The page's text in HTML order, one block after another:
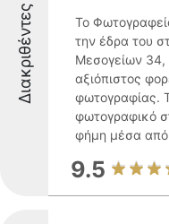
Διακριθέντες
Το
την έδρα του
Μεσογείων 34,
αξιόπιστος
φωτογραφίας.
φωτογραφικό
φήμη μέσα από
9.5